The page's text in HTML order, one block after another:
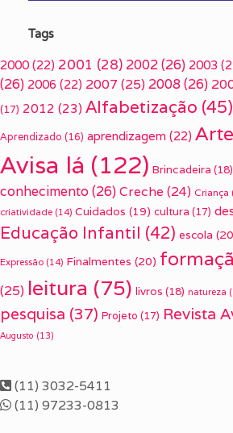
Tags
2000 (22) 2001 (28) 2002(26) 2003
(26) 2006 (22) 2007 (25) 2008(26)
(17) 2012 (23) Alfabetização (45)
Aprendizado (16) aprendizagem (22) Arte
Avisa lá (122) Brincadeira (18)
conhecimento(26) Creche (24) Criança
criatividade (14) Cuidados (19) cultura (17)
Educação Infantil (42) escola
Expressão (14) Finalmentes (20)
(25) leitura (75) livros (18) natureza
pesquisa (37) Projeto (17) Revista
Augusto (13)
(11) 3032-5411
(11) 97233-0813